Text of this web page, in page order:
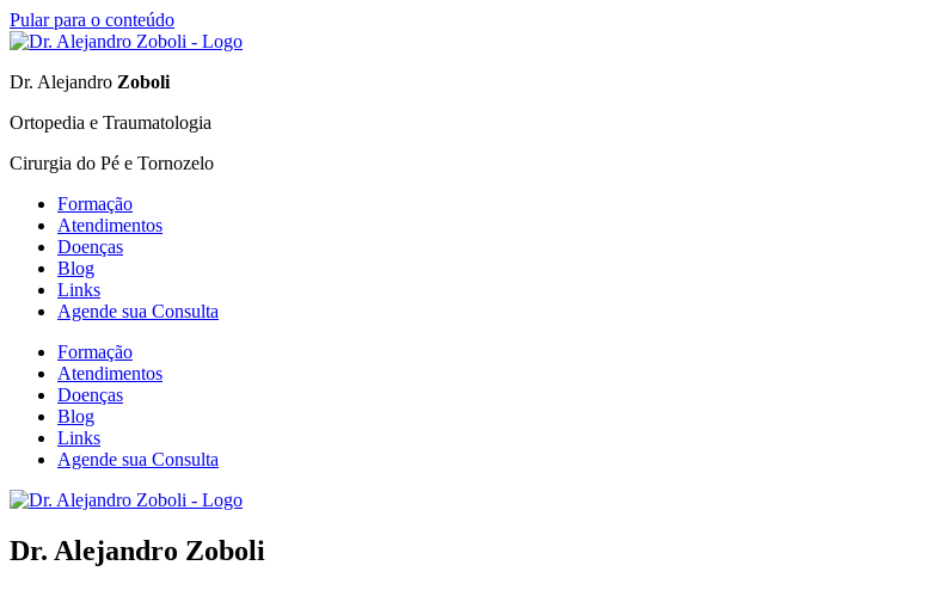
Pular para o conteúdo
Dr. Alejandro Zoboli
Ortopedia e Traumatologia
Cirurgia do Pé e Tornozelo
Formação
Atendimentos
Doenças
Blog
Links
Agende sua Consulta
Formação
Atendimentos
Doenças
Blog
Links
Agende sua Consulta
Dr. Alejandro Zoboli